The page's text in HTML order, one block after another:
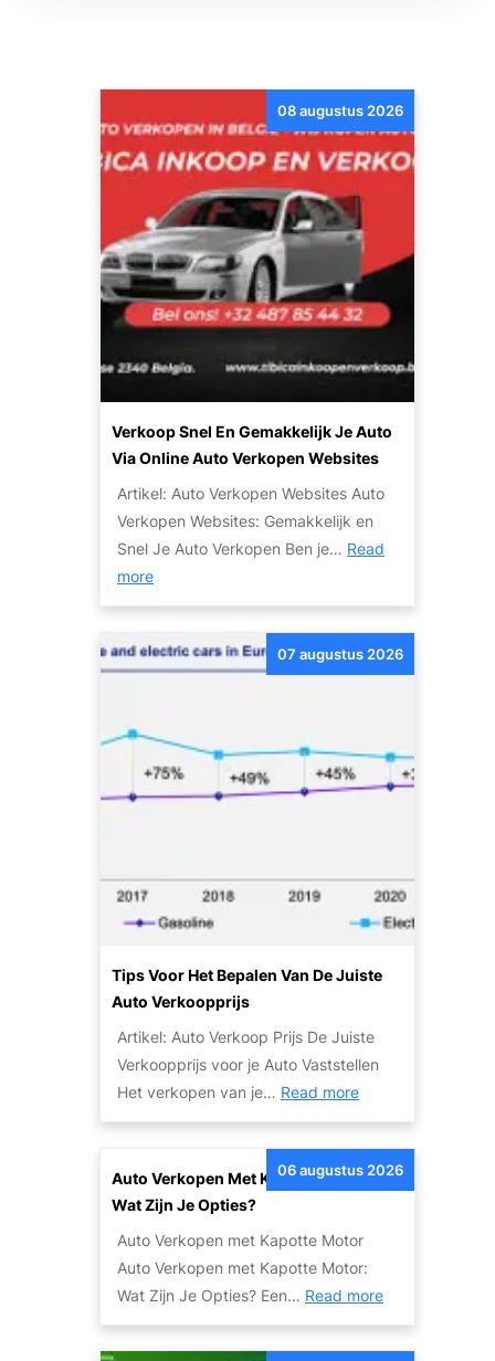
Verkoop Snel En Gemakkelijk Je Auto
Via Online Auto Verkopen Websites
08 augustus 2026
Artikel: Auto Verkopen Websites Auto
Verkopen Websites: Gemakkelijk en
Snel Je Auto Verkopen Ben je… Read
more:
V
r
o
p
S
l
n
a
k
k
e
i
j
k
J
e
u
Tips Voor Het Bepalen Van De Juiste
Auto Verkoopprijs
07 augustus 2026
Artikel: Auto Verkoop Prijs De Juiste
Verkoopprijs voor je Auto Vaststellen
Het verkopen van je… Read more:
T
i
p
Auto Verkopen Met Kapotte Motor:
Wat Zijn Je Opties?
06 augustus 2026
Auto Verkopen met Kapotte Motor
Auto Verkopen met Kapotte Motor:
Wat Zijn Je Opties? Een… Read more:
A
u